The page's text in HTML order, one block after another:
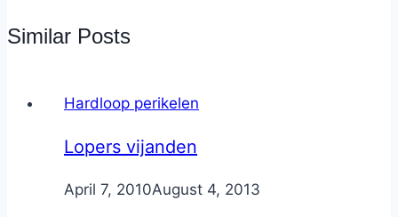
Similar Posts
Hardloop perikelen
Lopers vijanden
ByNicole
April 7, 2010August 4, 2013